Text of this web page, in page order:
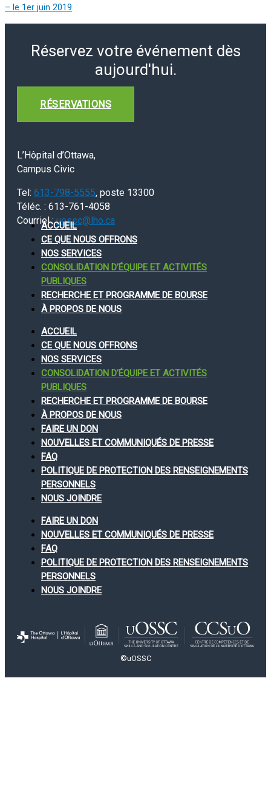
– le 1er juin 2019
Réservez votre événement dès
aujourd'hui.
RÉSERVATIONS
L’Hôpital d’Ottawa,
Campus Civic
Tel: 613-798-5555, poste 13300
Téléc. : 613-761-4058
Courriel :uossc@lho.ca
ACCUEIL
CE QUE NOUS OFFRONS
NOS SERVICES
CONSOLIDATION D’ÉQUIPE ET ACTIVITÉS
PUBLIQUES
RECHERCHE ET PROGRAMME DE BOURSE
À PROPOS DE NOUS
ACCUEIL
CE QUE NOUS OFFRONS
NOS SERVICES
CONSOLIDATION D’ÉQUIPE ET ACTIVITÉS
PUBLIQUES
RECHERCHE ET PROGRAMME DE BOURSE
À PROPOS DE NOUS
FAIRE UN DON
NOUVELLES ET COMMUNIQUÉS DE PRESSE
FAQ
POLITIQUE DE PROTECTION DES RENSEIGNEMENTS
PERSONNELS
NOUS JOINDRE
FAIRE UN DON
NOUVELLES ET COMMUNIQUÉS DE PRESSE
FAQ
POLITIQUE DE PROTECTION DES RENSEIGNEMENTS
PERSONNELS
NOUS JOINDRE
©uOSSC